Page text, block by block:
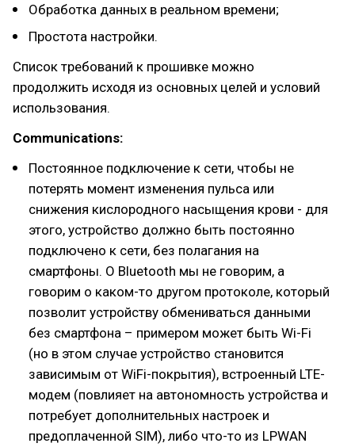
Обработка данных в реальном времени;
Простота настройки.
Список требований к прошивке можно
продолжить исходя из основных целей и условий
использования.
Communications:
Постоянное подключение к сети, чтобы не
потерять момент изменения пульса или
снижения кислородного насыщения крови - для
этого, устройство должно быть постоянно
подключено к сети, без полагания на
смартфоны. О Bluetooth мы не говорим, а
говорим о каком-то другом протоколе, который
позволит устройству обмениваться данными
без смартфона – примером может быть Wi-Fi
(но в этом случае устройство становится
зависимым от WiFi-покрытия), встроенный LTE-
модем (повлияет на автономность устройства и
потребует дополнительных настроек и
предоплаченной SIM), либо что-то из LPWAN